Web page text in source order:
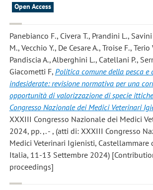
Open Access
Panebianco F., Civera T., Prandini L.,
M., Vecchio Y., De Cesare A., Troise F.,
Pandiscia A., Alberghini L., Catellani P.,
Giacometti F, Politica comune della pesca e
indesiderate: revisione normativa per una
opportunità di valorizzazione di specie
Congresso Nazionale dei Medici Veterinari
XXXIII Congresso Nazionale dei Medici
2024, pp. ,. - , (atti di: XXXIII Congresso
Medici Veterinari Igienisti, Castellammare
Italia, 11-13 Settembre 2024)
proceedings]